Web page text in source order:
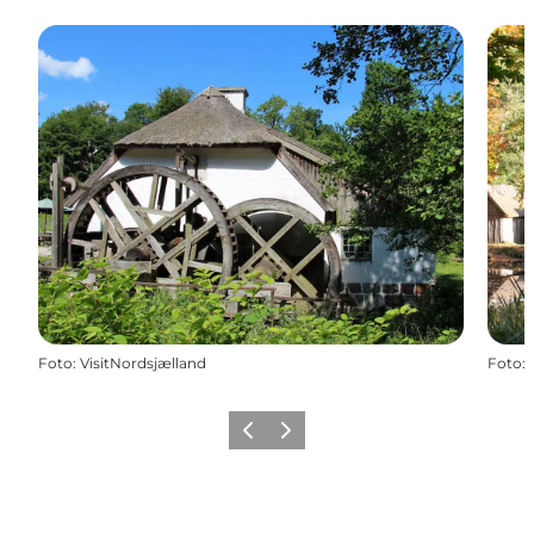
Foto: VisitNordsjælland Foto:
ZurückWeiter